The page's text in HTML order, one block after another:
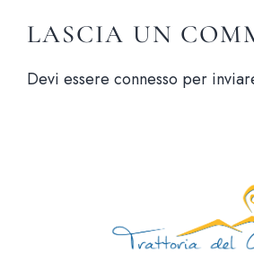
LASCIA UN
Devi essere connesso per